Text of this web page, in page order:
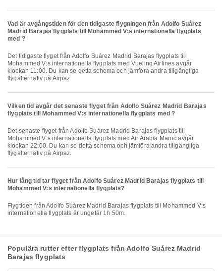
Vad är avgångstiden för den tidigaste flygningen från Adolfo Suárez
Madrid Barajas flygplats till Mohammed V:s internationella flygplats
med ?
Det tidigaste flyget från Adolfo Suárez Madrid Barajas flygplats till
Mohammed V:s internationella flygplats med Vueling Airlines avgår
klockan 11:00. Du kan se detta schema och jämföra andra tillgängliga
flygalternativ på Airpaz.
Vilken tid avgår det senaste flyget från Adolfo Suárez Madrid Barajas
flygplats till Mohammed V:s internationella flygplats med ?
Det senaste flyget från Adolfo Suárez Madrid Barajas flygplats till
Mohammed V:s internationella flygplats med Air Arabia Maroc avgår
klockan 22:00. Du kan se detta schema och jämföra andra tillgängliga
flygalternativ på Airpaz.
Hur lång tid tar flyget från Adolfo Suárez Madrid Barajas flygplats till
Mohammed V:s internationella flygplats?
Flygtiden från Adolfo Suárez Madrid Barajas flygplats till Mohammed V:s
internationella flygplats är ungefär 1h 50m.
Populära rutter efter flygplats från Adolfo Suárez Madrid
Barajas flygplats